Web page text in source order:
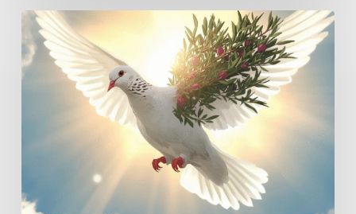
AUGURI
DI
BUONA
PASQUA!